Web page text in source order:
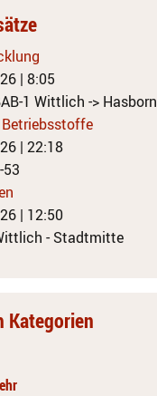
| 8:05
1 Wittlich -> Hasborn
| 22:18
| 12:50
- Stadtmitte
Kategorien